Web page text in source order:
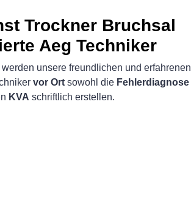
Trockner Bruchsal
Aeg Techniker
werden unsere freundlichen und erfahrenen
vor Ort sowohl die Fehlerdiagnose
KVA schriftlich erstellen.